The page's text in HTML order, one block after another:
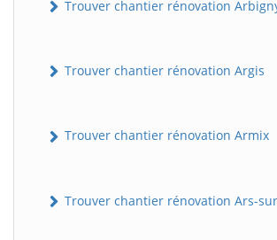
Trouver chantier rénovation
Trouver chantier rénovation Argis
Trouver chantier rénovation Armix
Trouver chantier rénovation Ars-